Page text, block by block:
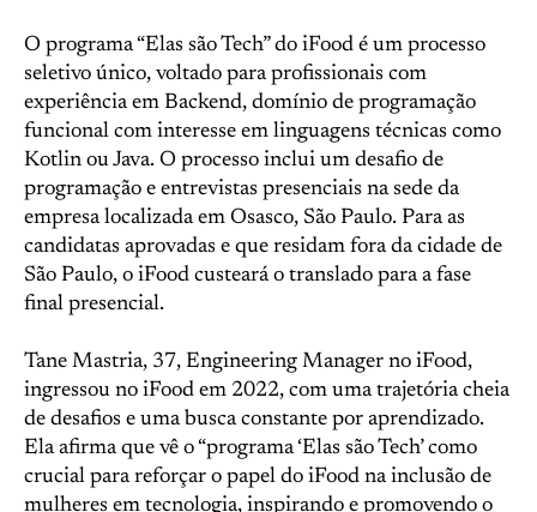
O programa “Elas são Tech” do iFood é um processo
seletivo único, voltado para profissionais com
experiência em Backend, domínio de programação
funcional com interesse em linguagens técnicas como
Kotlin ou Java. O processo inclui um desafio de
programação e entrevistas presenciais na sede da
empresa localizada em Osasco, São Paulo. Para as
candidatas aprovadas e que residam fora da cidade de
São Paulo, o iFood custeará o translado para a fase
final presencial.
Tane Mastria, 37, Engineering Manager no iFood,
ingressou no iFood em 2022, com uma trajetória cheia
de desafios e uma busca constante por aprendizado.
Ela afirma que vê o “programa ‘Elas são Tech’ como
crucial para reforçar o papel do iFood na inclusão de
mulheres em tecnologia, inspirando e promovendo o